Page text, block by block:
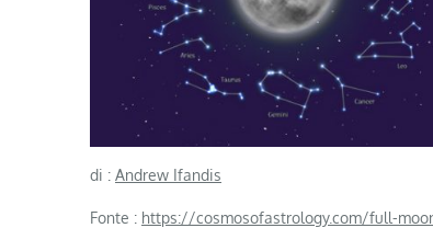
di : Andrew Ifandis
Fonte : https://cosmosofastrology.com/full-